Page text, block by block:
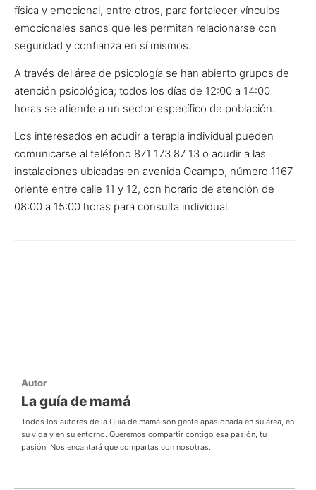
física y emocional, entre otros, para fortalecer vínculos
emocionales sanos que les permitan relacionarse con
seguridad y confianza en sí mismos.
A través del área de psicología se han abierto grupos de
atención psicológica; todos los días de 12:00 a 14:00
horas se atiende a un sector específico de población.
Los interesados en acudir a terapia individual pueden
comunicarse al teléfono 871 173 87 13 o acudir a las
instalaciones ubicadas en avenida Ocampo, número 1167
oriente entre calle 11 y 12, con horario de atención de
08:00 a 15:00 horas para consulta individual.
Autor
La guía de mamá
Todos los autores de la Guía de mamá son gente apasionada en su área, en
su vida y en su entorno. Queremos compartir contigo esa pasión, tu
pasión. Nos encantará que compartas con nosotras.